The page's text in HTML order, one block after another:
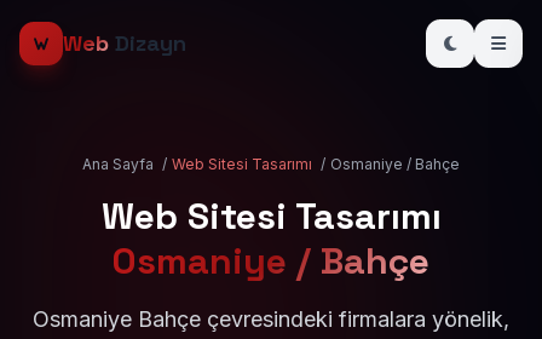
Web Dizayn
Ana Sayfa / Web Sitesi Tasarımı / Osmaniye / Bahçe
Web Sitesi Tasarımı
Osmaniye / Bahçe
Osmaniye Bahçe çevresindeki firmalara yönelik,